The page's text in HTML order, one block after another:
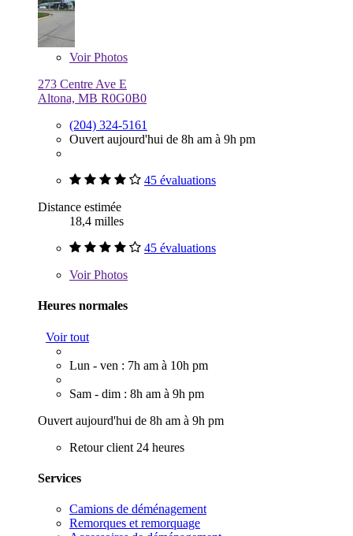
VoirPhotos
273 Centre Ave E
Altona, MB R0G0B0
(204) 324-5161
Ouvert aujourd'hui de 8h am à 9h pm
45 évaluations
Distance estimée
18,4 milles
45 évaluations
VoirPhotos
Heures normales
Voir tout
Lun - ven : 7h am à 10h pm
Sam - dim : 8h am à 9h pm
Ouvert aujourd'hui de 8h am à 9h pm
Retour client 24 heures
Services
Camions de déménagement
Remorques et remorquage